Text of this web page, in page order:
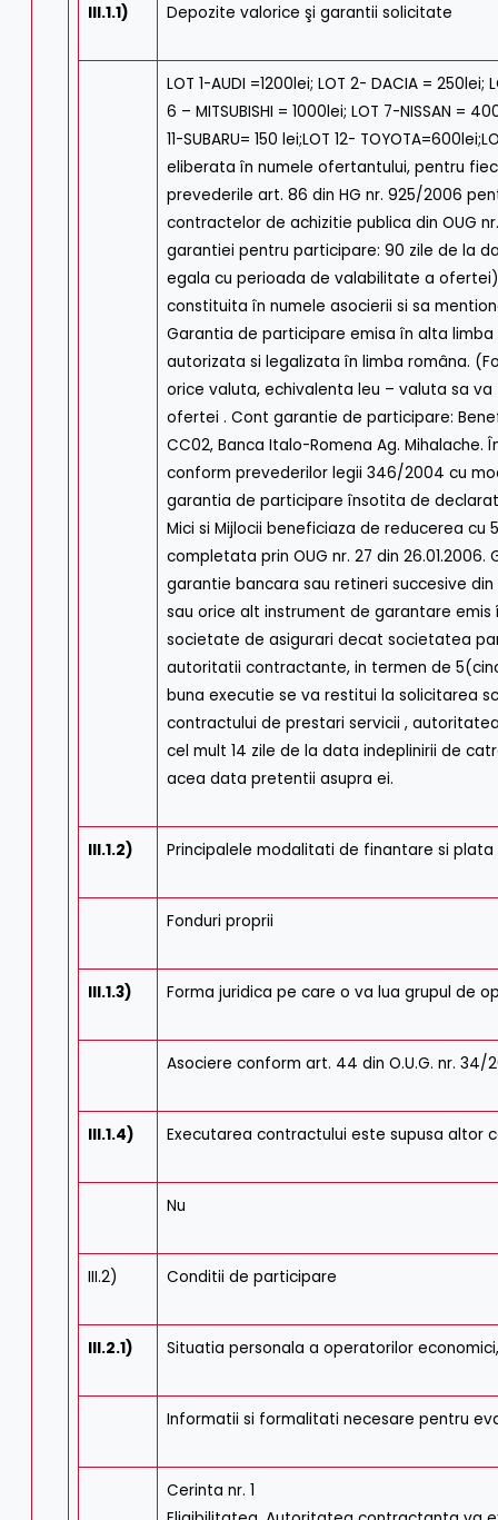
III.1.1) Depozite valorice şi garantii solicitate
LOT 1-AUDI =1200lei; LOT 2- DACIA =
6 – MITSUBISHI = 1000lei; LOT 7-NISSAN =
11-SUBARU= 150 lei;LOT 12-
eliberata în numele ofertantului, pentru
prevederile art. 86 din HG nr. 925/2006
contractelor de achizitie publica din OUG
garantiei pentru participare: 90 zile de la
egala cu perioada de valabilitate a
constituita în numele asocierii si sa
Garantia de participare emisa în alta
autorizata si legalizata în limba româna.
orice valuta, echivalenta leu – valuta sa va
ofertei . Cont garantie de participare:
CC02, Banca Italo-Romena Ag.
conform prevederilor legii 346/2004 cu
garantia de participare însotita de
Mici si Mijlocii beneficiaza de reducerea
completata prin OUG nr. 27 din
garantie bancara sau retineri succesive
sau orice alt instrument de garantare
societate de asigurari decat societatea
autoritatii contractante, in termen de
buna executie se va restitui la solicitarea
contractului de prestari servicii ,
cel mult 14 zile de la data indeplinirii de
acea data pretentii asupra ei.
III.1.2) Principalele modalitati de finantare si
Fonduri proprii
III.1.3) Forma juridica pe care o va lua grupul de
Asociere conform art. 44 din O.U.G. nr.
III.1.4) Executarea contractului este supusa altor
Nu
III.2) Conditii de participare
III.2.1) Situatia personala a operatorilor
Informatii si formalitati necesare pentru
Cerinta nr. 1